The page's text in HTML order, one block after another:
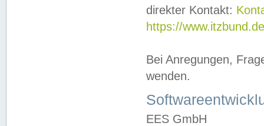
direkter Kontakt:
https://
Bei Anregungen,
wenden.
EES GmbH